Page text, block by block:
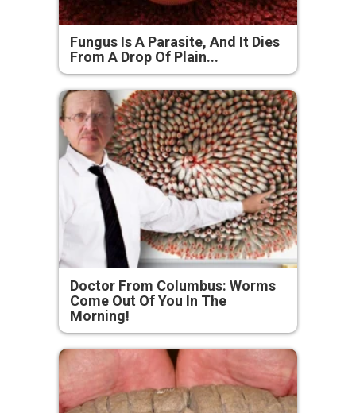
Fungus Is A Parasite, And It Dies
From A Drop Of Plain...
Doctor From Columbus: Worms
Come Out Of You In The
Morning!